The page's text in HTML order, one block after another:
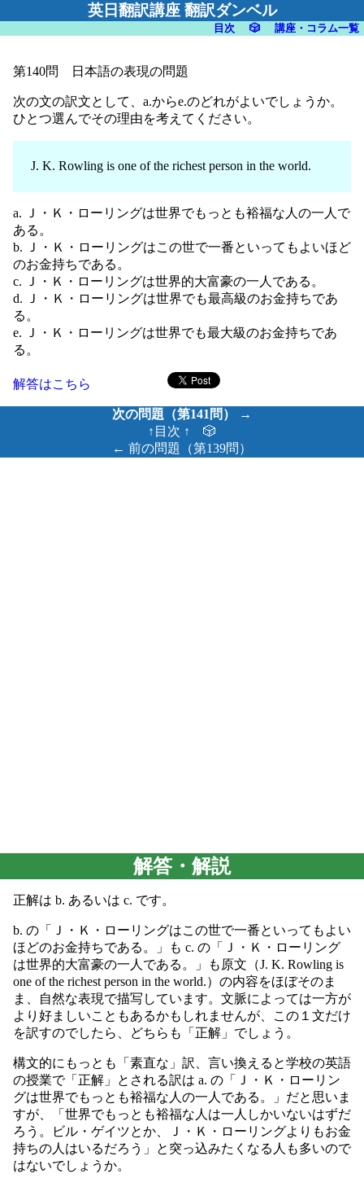
英日翻訳講座 翻訳ダンベル
目次 🎲 講座・コラム一覧
第140問 日本語の表現の問題
次の文の訳文として、a.からe.のどれがよいでしょうか。
ひとつ選んでその理由を考えてください。
J. K. Rowling is one of the richest person in the world.
a. Ｊ・Ｋ・ローリングは世界でもっとも裕福な人の一人で
ある。
b. Ｊ・Ｋ・ローリングはこの世で一番といってもよいほど
のお金持ちである。
c. Ｊ・Ｋ・ローリングは世界的大富豪の一人である。
d. Ｊ・Ｋ・ローリングは世界でも最高級のお金持ちであ
る。
e. Ｊ・Ｋ・ローリングは世界でも最大級のお金持ちであ
る。
解答はこちら
次の問題（第141問） →
↑目次 ↑
🎲
← 前の問題（第139問）
解答・解説
正解は b. あるいは c. です。
b. の「Ｊ・Ｋ・ローリングはこの世で一番といってもよい
ほどのお金持ちである。」も c. の「Ｊ・Ｋ・ローリング
は世界的大富豪の一人である。」も原文（J. K. Rowling is
one of the richest person in the world.）の内容をほぼそのま
ま、自然な表現で描写しています。文脈によっては一方が
より好ましいこともあるかもしれませんが、この１文だけ
を訳すのでしたら、どちらも「正解」でしょう。
構文的にもっとも「素直な」訳、言い換えると学校の英語
の授業で「正解」とされる訳は a. の「Ｊ・Ｋ・ローリン
グは世界でもっとも裕福な人の一人である。」だと思いま
すが、「世界でもっとも裕福な人は一人しかいないはずだ
ろう。ビル・ゲイツとか、Ｊ・Ｋ・ローリングよりもお金
持ちの人はいるだろう」と突っ込みたくなる人も多いので
はないでしょうか。